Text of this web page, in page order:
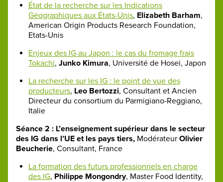
État de la recherche sur les Indications
Géographiques aux États-Unis, Elizabeth Barham,
American Origin Products Research Foundation,
Etats-Unis
Enjeux des IG au Japon : le cas du fromage frais
Tokachi, Junko Kimura, Université de Hosei, Japon
La recherche sur les IG : le point de vue des
producteurs, Leo Bertozzi, Consultant et Ancien
Directeur du consortium du Parmigiano-Reggiano,
Italie
Séance 2 : L’enseignement supérieur dans le secteur
des IG dans l’UE et les pays tiers, Modérateur Olivier
Beucherie, Consultant, France
La formation des futurs professionnels en charge
des IG, Philippe Mongondry, Master Food Identity,